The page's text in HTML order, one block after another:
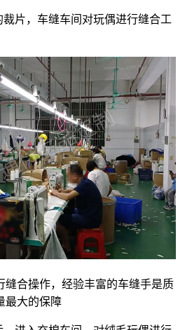
片，车缝车间对玩偶进行缝合工
缝合操作，经验丰富的车缝手是质
最大的保障